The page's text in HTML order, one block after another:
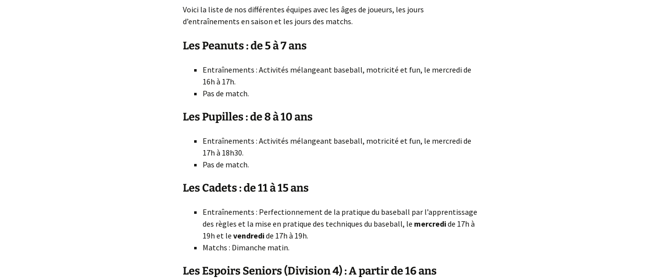
Le Comité et le Conseil
Voici la liste de nos différentes équipes avec les âges de joueurs, les jours
d’entraînements en saison et les jours des matchs.
Les Peanuts : de 5 à 7 ans
Entraînements : Activités mélangeant baseball, motricité et fun, le mercredi de
16h à 17h.
Pas de match.
Les Pupilles : de 8 à 10 ans
Entraînements : Activités mélangeant baseball, motricité et fun, le mercredi de
17h à 18h30.
Pas de match.
Les Cadets : de 11 à 15 ans
Entraînements : Perfectionnement de la pratique du baseball par l’apprentissage
des règles et la mise en pratique des techniques du baseball, le mercredide 17h à
19h et le vendredide 17h à 19h.
Matchs : Dimanche matin.
Les Espoirs Seniors (Division 4) : A partir de 16 ans